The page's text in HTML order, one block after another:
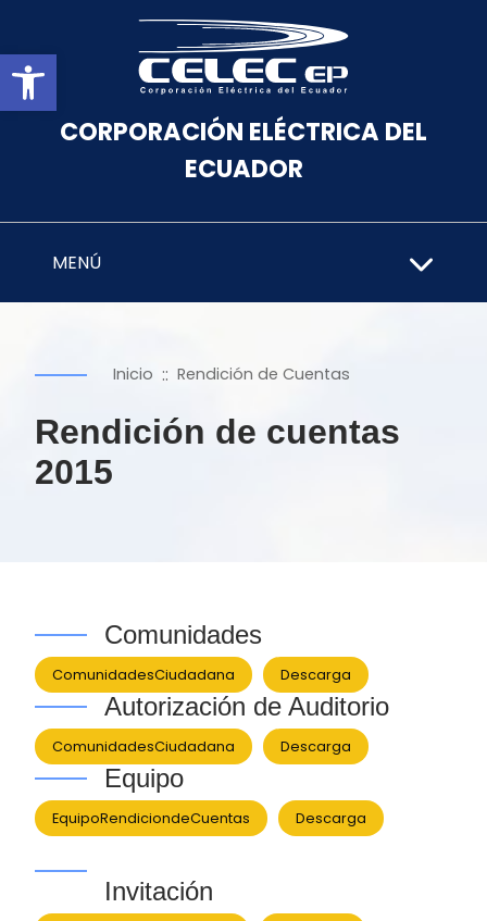
Abrir barra de herramientas
CORPORACIÓN ELÉCTRICA DEL
ECUADOR
MENÚ
Inicio :: Rendición de Cuentas
Rendición de cuentas
2015
Comunidades
ComunidadesCiudadana Descarga
Autorización de Auditorio
ComunidadesCiudadana Descarga
Equipo
EquipoRendiciondeCuentas Descarga
Invitación